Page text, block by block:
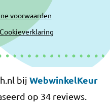
voorwaarden
Cookieverklaring
bij WebwinkelKeur
op 34 reviews.